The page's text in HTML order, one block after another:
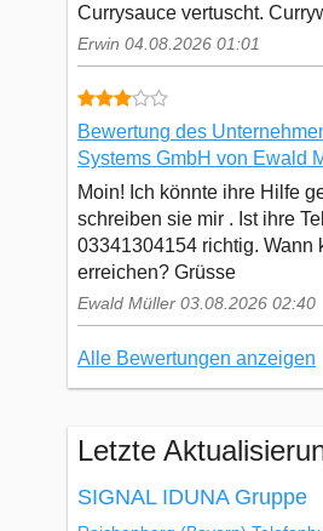
Currysauce vertuscht.
Erwin 04.08.2026 01:01
Bewertung des
Systems GmbH von Ewald
Moin! Ich könnte ihre Hilfe
schreiben sie mir . Ist ihre
03341304154 richtig. Wann
erreichen? Grüsse
Ewald Müller 03.08.2026 02:40
Alle Bewertungen anzeigen
Letzte
SIGNAL IDUNA Gruppe